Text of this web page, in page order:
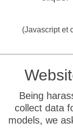
(Javascript et
Being
collect data
models, we